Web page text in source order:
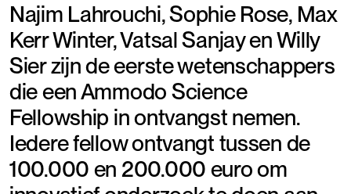
Najim Lahrouchi, Sophie Rose, Max
Kerr Winter, Vatsal Sanjay en Willy
Sier zijn de eerste wetenschappers
die een Ammodo Science
Fellowship in ontvangst nemen.
Iedere fellow ontvangt tussen de
100.000 en 200.000 euro om